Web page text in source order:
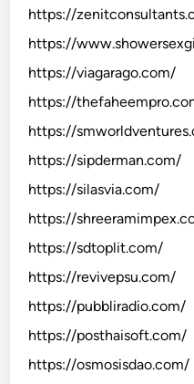
https://
https://
https://viagarago.com/
https://
https://
https://sipderman.com/
https://silasvia.com/
https://
https://sdtoplit.com/
https://revivepsu.com/
https://pubbliradio.com/
https://posthaisoft.com/
https://osmosisdao.com/